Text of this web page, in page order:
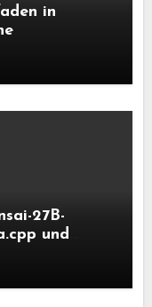
in
27B-
und
Inferenz-